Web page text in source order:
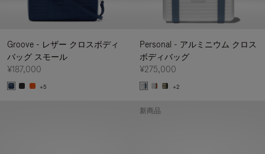
Groove - レザー クロスボディ
バッグ スモール
¥187,000
+5
Personal - アルミニウム クロス
ボディバッグ
¥275,000
+2
新商品